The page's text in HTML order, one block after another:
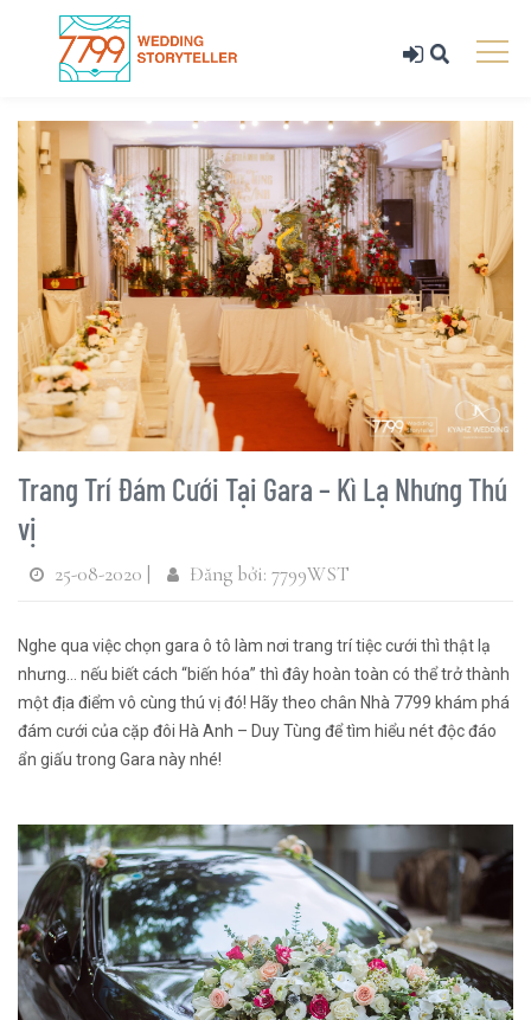
Trang Trí Đám Cưới Tại Gara – Kì Lạ Nhưng Thú
vị
25-08-2020 | Đăng bởi: 7799WST
Nghe qua việc chọn gara ô tô làm nơi trang trí tiệc cưới thì thật lạ
nhưng… nếu biết cách “biến hóa” thì đây hoàn toàn có thể trở thành
một địa điểm vô cùng thú vị đó! Hãy theo chân Nhà 7799 khám phá
đám cưới của cặp đôi Hà Anh – Duy Tùng để tìm hiểu nét độc đáo
ẩn giấu trong Gara này nhé!